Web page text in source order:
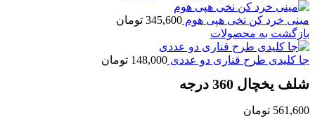
مینی خرد کن نخی هپی هوم 345,600 تومان
بازگشت به محصولات
جا کلیدی طرح قناری دو عددی 148,000 تومان
شلف یخچال 360 درجه
561,600 تومان